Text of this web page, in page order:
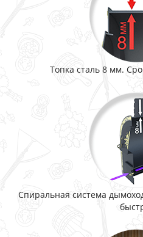
Топка сталь 8 мм.
Спиральная система